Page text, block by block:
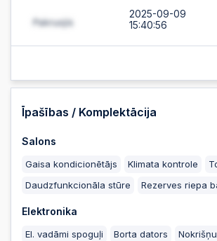
2025-09-09
15:40:56
2025-09-09
15:40:00
Īpašības / Komplektācija
Salons
Gaisa kondicionētājs Klimata kontrole
Daudzfunkcionāla stūre
Rezerves riepa
Elektronika
El. vadāmi spoguļi Borta dators